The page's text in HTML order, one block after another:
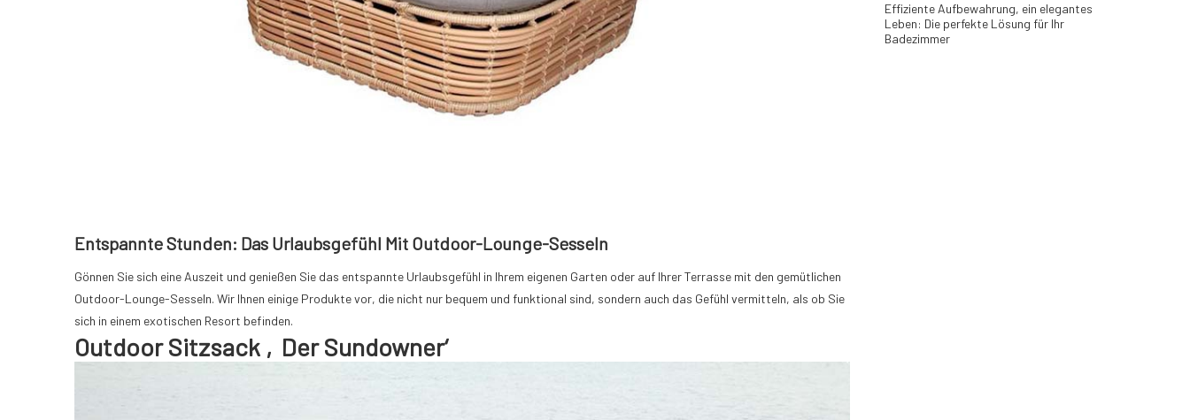
Entspannte Stunden: Das Urlaubsgefühl Mit Outdoor-Lounge-Sesseln
Gönnen Sie sich eine Auszeit und genießen Sie das entspannte Urlaubsgefühl in Ihrem eigenen Garten oder auf Ihrer Terrasse mit den gemütlichen
Outdoor-Lounge-Sesseln. Wir Ihnen einige Produkte vor, die nicht nur bequem und funktional sind, sondern auch das Gefühl vermitteln, als ob Sie
sich in einem exotischen Resort befinden.
Outdoor Sitzsack ‚Der Sundowner‘
Effiziente Aufbewahrung, ein elegantes
Leben: Die perfekte Lösung für Ihr
Badezimmer